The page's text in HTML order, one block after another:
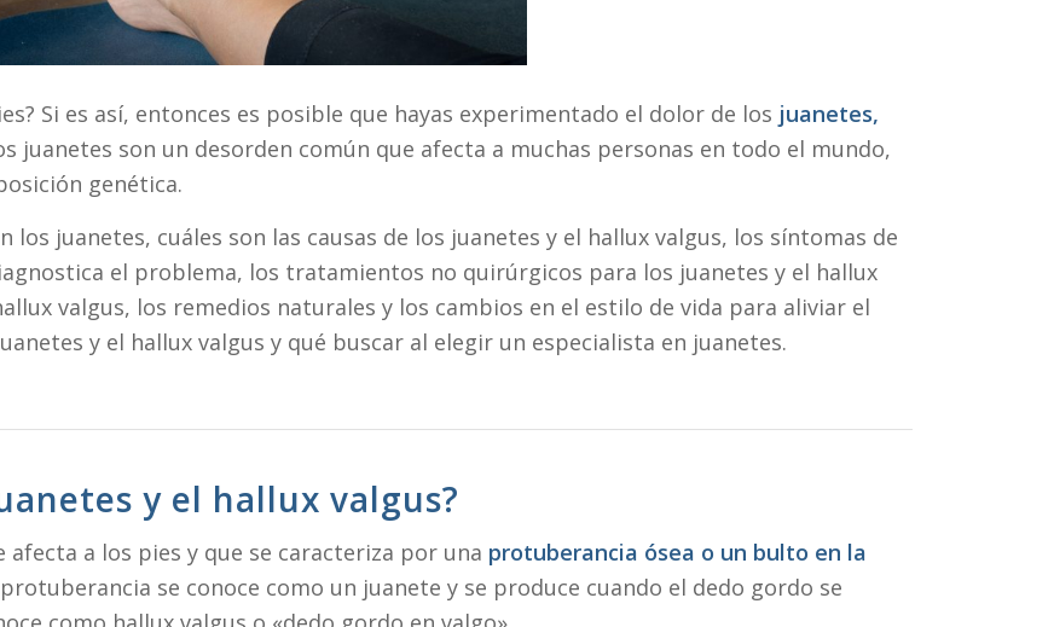
Si es así, entonces es posible que hayas experimentado el dolor de los juanetes,
juanetes son un desorden común que afecta a muchas personas en todo el mundo,
genética.
los juanetes, cuáles son las causas de los juanetes y el hallux valgus, los síntomas de
el problema, los tratamientos no quirúrgicos para los juanetes y el hallux
valgus, los remedios naturales y los cambios en el estilo de vida para aliviar el
y el hallux valgus y qué buscar al elegir un especialista en juanetes.
y el hallux valgus?
a los pies y que se caracteriza por una protuberancia ósea o un bulto en la
se conoce como un juanete y se produce cuando el dedo gordo se